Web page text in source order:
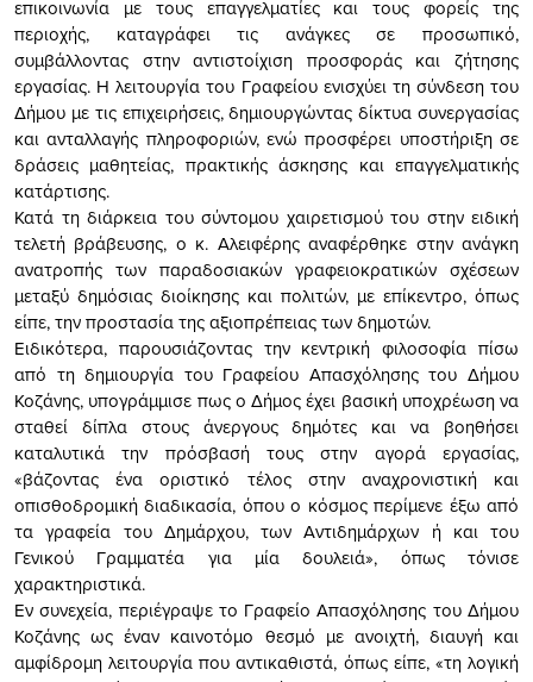
επικοινωνία με τους επαγγελματίες και τους φορείς της
περιοχής, καταγράφει τις ανάγκες σε προσωπικό,
συμβάλλοντας στην αντιστοίχιση προσφοράς και ζήτησης
εργασίας. Η λειτουργία του Γραφείου ενισχύει τη σύνδεση του
Δήμου με τις επιχειρήσεις, δημιουργώντας δίκτυα συνεργασίας
και ανταλλαγής πληροφοριών, ενώ προσφέρει υποστήριξη σε
δράσεις μαθητείας, πρακτικής άσκησης και επαγγελματικής
κατάρτισης.
Κατά τη διάρκεια του σύντομου χαιρετισμού του στην ειδική
τελετή βράβευσης, ο κ. Αλειφέρης αναφέρθηκε στην ανάγκη
ανατροπής των παραδοσιακών γραφειοκρατικών σχέσεων
μεταξύ δημόσιας διοίκησης και πολιτών, με επίκεντρο, όπως
είπε, την προστασία της αξιοπρέπειας των δημοτών.
Ειδικότερα, παρουσιάζοντας την κεντρική φιλοσοφία πίσω
από τη δημιουργία του Γραφείου Απασχόλησης του Δήμου
Κοζάνης, υπογράμμισε πως ο Δήμος έχει βασική υποχρέωση να
σταθεί δίπλα στους άνεργους δημότες και να βοηθήσει
καταλυτικά την πρόσβασή τους στην αγορά εργασίας,
«βάζοντας ένα οριστικό τέλος στην αναχρονιστική και
οπισθοδρομική διαδικασία, όπου ο κόσμος περίμενε έξω από
τα γραφεία του Δημάρχου, των Αντιδημάρχων ή και του
Γενικού Γραμματέα για μία δουλειά», όπως τόνισε
χαρακτηριστικά.
Εν συνεχεία, περιέγραψε το Γραφείο Απασχόλησης του Δήμου
Κοζάνης ως έναν καινοτόμο θεσμό με ανοιχτή, διαυγή και
αμφίδρομη λειτουργία που αντικαθιστά, όπως είπε, «τη λογική